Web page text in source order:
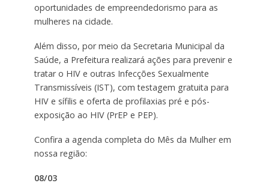
oportunidades de empreendedorismo para as
mulheres na cidade.
Além disso, por meio da Secretaria Municipal da
Saúde, a Prefeitura realizará ações para prevenir e
tratar o HIV e outras Infecções Sexualmente
Transmissíveis (IST), com testagem gratuita para
HIV e sífilis e oferta de profilaxias pré e pós-
exposição ao HIV (PrEP e PEP).
Confira a agenda completa do Mês da Mulher em
nossa região:
08/03